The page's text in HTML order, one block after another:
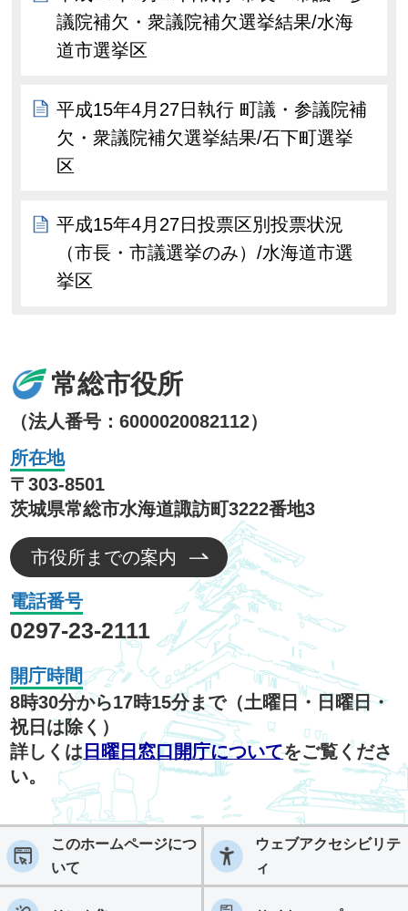
議院補欠・衆議院補欠選挙結果/水海
道市選挙区
平成15年4月27日執行 町議・参議院補
欠・衆議院補欠選挙結果/石下町選挙
区
平成15年4月27日投票区別投票状況
（市長・市議選挙のみ）/水海道市選
挙区
常総市役所
（法人番号：6000020082112）
所在地
〒303-8501
茨城県常総市水海道諏訪町3222番地3
市役所までの案内
電話番号
0297-23-2111
開庁時間
8時30分から17時15分まで（土曜日・日曜日・
祝日は除く）
詳しくは 日曜日窓口開庁についてをご覧くださ
い。
このホームページにつ
いて
ウェブアクセシビリテ
ィ